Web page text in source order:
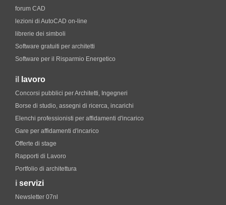
forum CAD
lezioni di AutoCAD on-line
librerie dei simboli
Software gratuiti per architetti
Software per il Risparmio Energetico
il lavoro
Concorsi pubblici per Architetti, Ingegneri
Borse di studio, assegni di ricerca, incarichi
Elenchi professionisti per affidamenti d'incarico
Gare per affidamenti d'incarico
Offerte di stage
Rapporti di Lavoro
Portfolio di architettura
i servizi
Newsletter 07nl